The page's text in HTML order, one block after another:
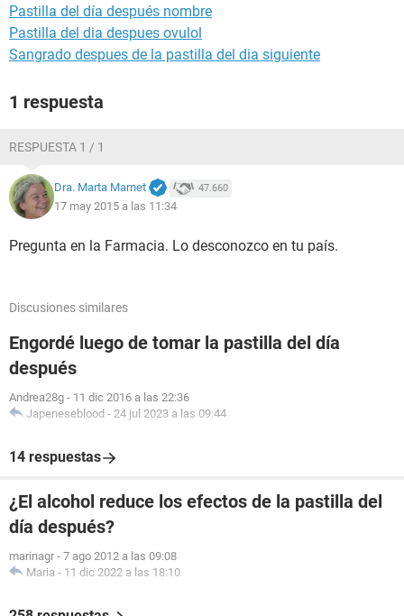
Pastilla del día después nombre
Pastilla del dia despues ovulol
Sangrado despues de la pastilla del dia siguiente
1 respuesta
RESPUESTA 1 / 1
Dra. Marta Marnet 47.660
17 may 2015 a las 11:34
Pregunta en la Farmacia. Lo desconozco en tu país.
Discusiones similares
Engordé luego de tomar la pastilla del día
después
Andrea28g - 11 dic 2016 a las 22:36
Japeneseblood - 24 jul 2023 a las 09:44
14 respuestas
¿El alcohol reduce los efectos de la pastilla del
día después?
marinagr - 7 ago 2012 a las 09:08
Maria - 11 dic 2022 a las 18:10